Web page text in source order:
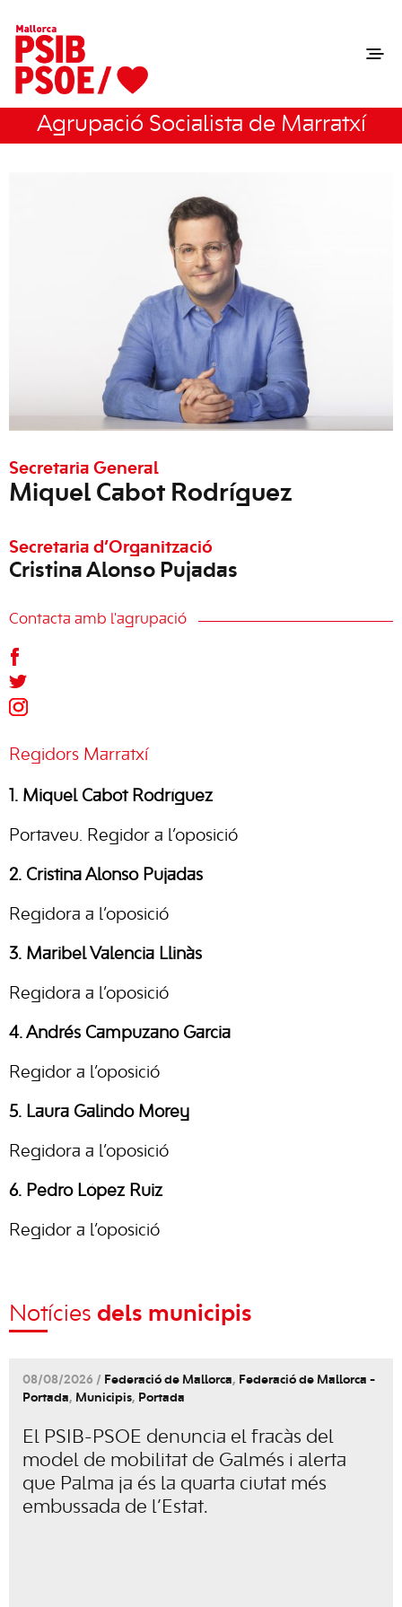
Agrupació Socialista de Marratxí
Secretaria General
Miquel Cabot Rodríguez
Secretaria d’Organització
Cristina Alonso Pujadas
Contacta amb l'agrupació
Regidors Marratxí
1. Miquel Cabot Rodríguez
Portaveu. Regidor a l’oposició
2. Cristina Alonso Pujadas
Regidora a l’oposició
3. Maribel Valencia Llinàs
Regidora a l’oposició
4. Andrés Campuzano Garcia
Regidor a l’oposició
5. Laura Galindo Morey
Regidora a l’oposició
6. Pedro López Ruiz
Regidor a l’oposició
Notícies dels municipis
08/08/2026 / Federació de Mallorca, Federació de Mallorca -
Portada, Municipis, Portada
El PSIB-PSOE denuncia el fracàs del
model de mobilitat de Galmés i alerta
que Palma ja és la quarta ciutat més
embussada de l’Estat.